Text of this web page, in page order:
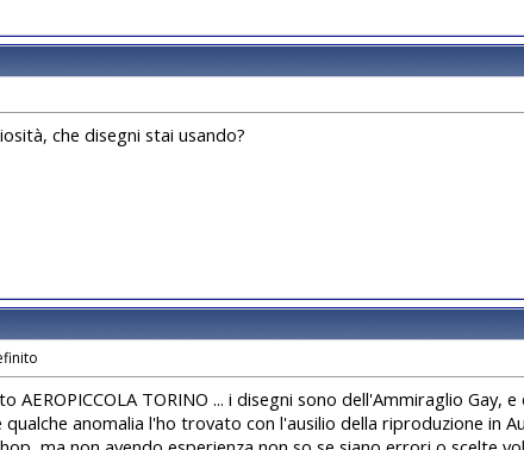
che disegni stai usando?
AEROPICCOLA TORINO ... i disegni sono dell'Ammiraglio Gay,
qualche anomalia l'ho trovato con l'ausilio della riproduzione in